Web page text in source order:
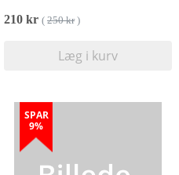
210 kr ( 250 kr)
Læg i kurv
SPAR
9%